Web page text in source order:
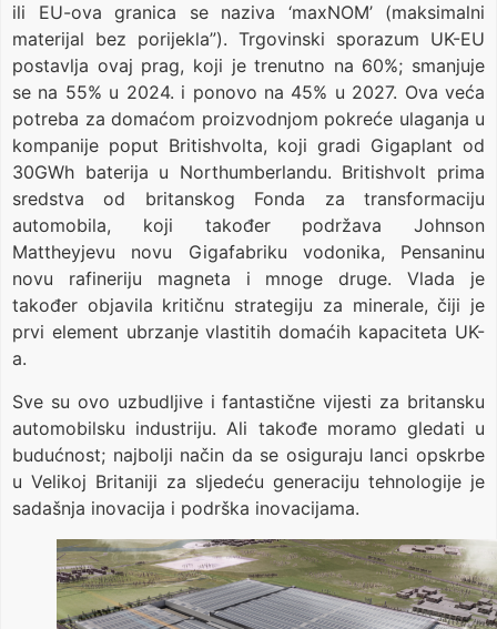
ili EU-ova granica se naziva ‘maxNOM’ (maksimalni
materijal bez porijekla”). Trgovinski sporazum UK-EU
postavlja ovaj prag, koji je trenutno na 60%; smanjuje
se na 55% u 2024. i ponovo na 45% u 2027. Ova veća
potreba za domaćom proizvodnjom pokreće ulaganja u
kompanije poput Britishvolta, koji gradi Gigaplant od
30GWh baterija u Northumberlandu. Britishvolt prima
sredstva od britanskog Fonda za transformaciju
automobila, koji također podržava Johnson
Mattheyjevu novu Gigafabriku vodonika, Pensaninu
novu rafineriju magneta i mnoge druge. Vlada je
također objavila kritičnu strategiju za minerale, čiji je
prvi element ubrzanje vlastitih domaćih kapaciteta UK-
a.
Sve su ovo uzbudljive i fantastične vijesti za britansku
automobilsku industriju. Ali takođe moramo gledati u
budućnost; najbolji način da se osiguraju lanci opskrbe
u Velikoj Britaniji za sljedeću generaciju tehnologije je
sadašnja inovacija i podrška inovacijama.